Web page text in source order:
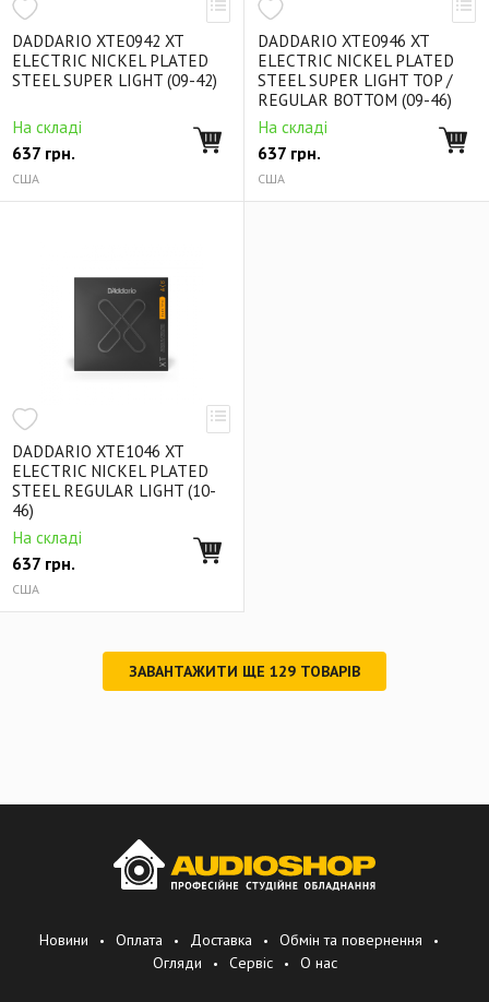
DADDARIO XTE0942 XT
ELECTRIC NICKEL PLATED
STEEL SUPER LIGHT (09-42)
На складі
637 грн.
США
DADDARIO XTE0946 XT
ELECTRIC NICKEL PLATED
STEEL SUPER LIGHT TOP /
REGULAR BOTTOM (09-46)
На складі
637 грн.
США
DADDARIO XTE1046 XT
ELECTRIC NICKEL PLATED
STEEL REGULAR LIGHT (10-
46)
На складі
637 грн.
США
ЗАВАНТАЖИТИ ЩЕ 129 ТОВАРІВ
Новини Оплата Доставка
Обмін та повернення
Огляди
Сервіс О нас